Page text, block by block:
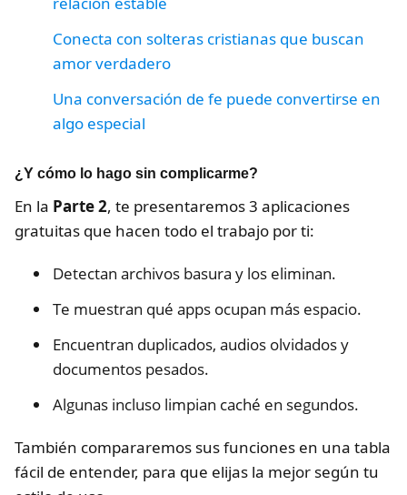
Conecta con solteras cristianas que buscan
amor verdadero
Una conversación de fe puede convertirse en
algo especial
¿Y cómo lo hago sin complicarme?
En la Parte 2, te presentaremos 3 aplicaciones
gratuitas que hacen todo el trabajo por ti:
Detectan archivos basura y los eliminan.
Te muestran qué apps ocupan más espacio.
Encuentran duplicados, audios olvidados y
documentos pesados.
Algunas incluso limpian caché en segundos.
También compararemos sus funciones en una tabla
fácil de entender, para que elijas la mejor según tu